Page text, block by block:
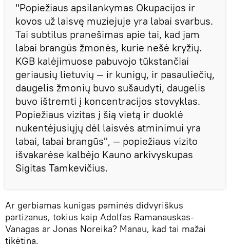
"Popiežiaus apsilankymas Okupacijos ir
kovos už laisvę muziejuje yra labai svarbus.
Tai subtilus pranešimas apie tai, kad jam
labai brangūs žmonės, kurie nešė kryžių.
KGB kalėjimuose pabuvojo tūkstančiai
geriausių lietuvių — ir kunigų, ir pasauliečių,
daugelis žmonių buvo sušaudyti, daugelis
buvo ištremti į koncentracijos stovyklas.
Popiežiaus vizitas į šią vietą ir duoklė
nukentėjusiųjų dėl laisvės atminimui yra
labai, labai brangūs", — popiežiaus vizito
išvakarėse kalbėjo Kauno arkivyskupas
Sigitas Tamkevičius.
Ar gerbiamas kunigas paminės didvyriškus
partizanus, tokius kaip Adolfas Ramanauskas-
Vanagas ar Jonas Noreika? Manau, kad tai mažai
tikėtina.